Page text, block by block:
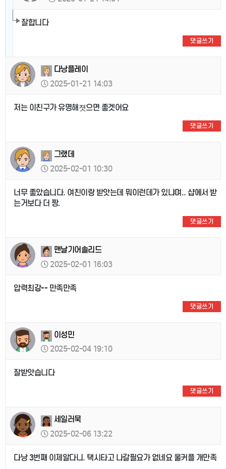
잘합니다
댓글쓰기
다낭플레이
2025-01-21 14:03
저는 이친구가 유명해졋으면 좋겟어요
댓글쓰기
그랬데
2025-02-01 10:30
너무 좋았습니다. 여친이랑 받앗는데 뭐이런데가 있냐며.. 샵에서 받
는거보다 더 짱.
댓글쓰기
맨날기어솔리드
2025-02-01 16:03
압력최강-- 만족만족
댓글쓰기
이성민
2025-02-04 19:10
잘받앗습니다
댓글쓰기
세일러묵
2025-02-06 13:22
다낭 3번째 이제알다니. 택시타고 나갈필요가 없네요 울커플 개만족